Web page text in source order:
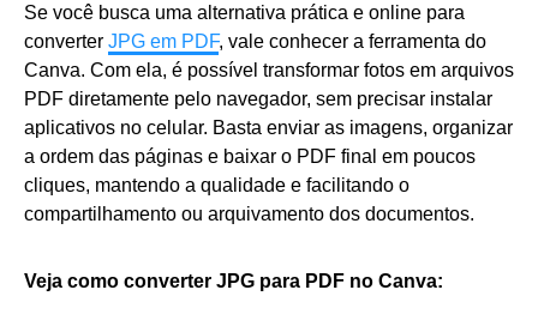
Se você busca uma alternativa prática e online para
converter JPG em PDF, vale conhecer a ferramenta do
Canva. Com ela, é possível transformar fotos em arquivos
PDF diretamente pelo navegador, sem precisar instalar
aplicativos no celular. Basta enviar as imagens, organizar
a ordem das páginas e baixar o PDF final em poucos
cliques, mantendo a qualidade e facilitando o
compartilhamento ou arquivamento dos documentos.
Veja como converter JPG para PDF no Canva: